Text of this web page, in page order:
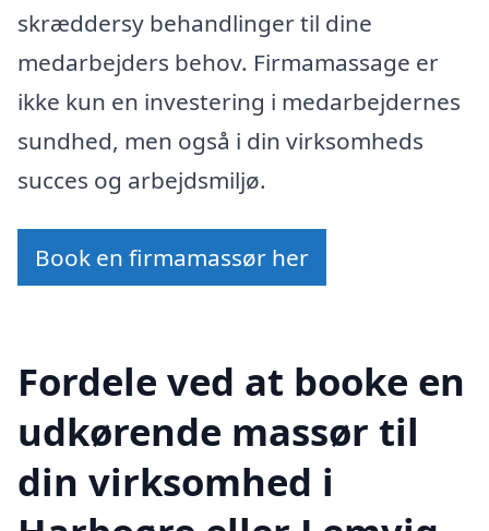
skræddersy behandlinger til dine
medarbejders behov. Firmamassage er
ikke kun en investering i medarbejdernes
sundhed, men også i din virksomheds
succes og arbejdsmiljø.
Book en firmamassør her
Fordele ved at booke en
udkørende massør til
din virksomhed i